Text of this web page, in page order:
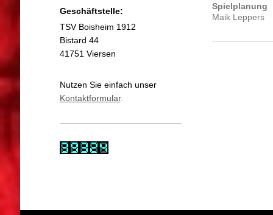
Spielplanung
Maik Leppers
Geschäftstelle:
TSV Boisheim 1912
Bistard 44
41751 Viersen
Nutzen Sie einfach unser
Kontaktformular.